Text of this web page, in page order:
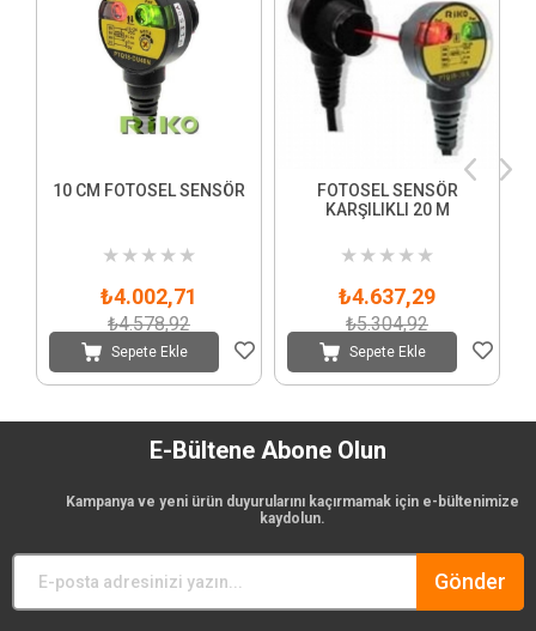
10 CM FOTOSEL SENSÖR
★ ★ ★ ★ ★
₺4.002,71
₺4.578,92
Sepete Ekle
FOTOSEL SENSÖR
KARŞILIKLI 20 M
★ ★ ★ ★ ★
₺4.637,29
₺5.304,92
Sepete Ekle
E-Bültene Abone Olun
Kampanya ve yeni ürün duyurularını kaçırmamak için e-bültenimize
kaydolun.
Gönder